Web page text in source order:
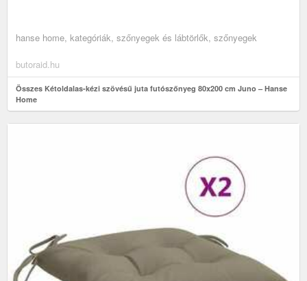
hanse home, kategóriák, szőnyegek és lábtörlők, szőnyegek
butoraid.hu
Összes Kétoldalas-kézi szövésű juta futószőnyeg 80x200 cm Juno – Hanse
Home